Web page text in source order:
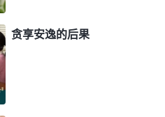
人生，不追求洁净，不懂
足就睡大觉，真道赐给你
种猪一样的生活，你还愿
活着有何意义？
经历——对刑罚、审判的认
贪享安逸的后果